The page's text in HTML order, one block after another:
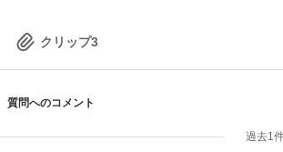
クリップ3
質問へのコメント
過去1